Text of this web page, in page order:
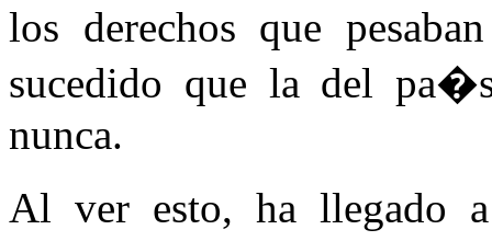
los derechos que
sucedido que la del
nunca.
Al ver esto, ha llegado